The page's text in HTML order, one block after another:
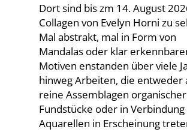
Dort sind bis zm 14. August
Collagen von Evelyn Horni zu
Mal abstrakt, mal in Form von
Mandalas oder klar
Motiven enstanden über viele
hinweg Arbeiten, die entweder
reine Assemblagen organischer
Fundstücke oder in
Aquarellen in Erscheinung